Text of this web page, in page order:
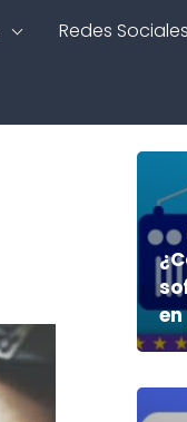
Redes Sociales